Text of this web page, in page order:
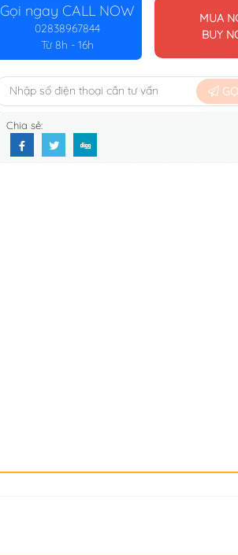
Gọi ngay CALL NOW
02838967844
Từ 8h - 16h
MUA
BUY
Chia sẻ: